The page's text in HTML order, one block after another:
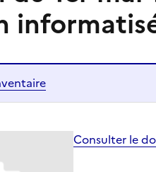
Consulter le